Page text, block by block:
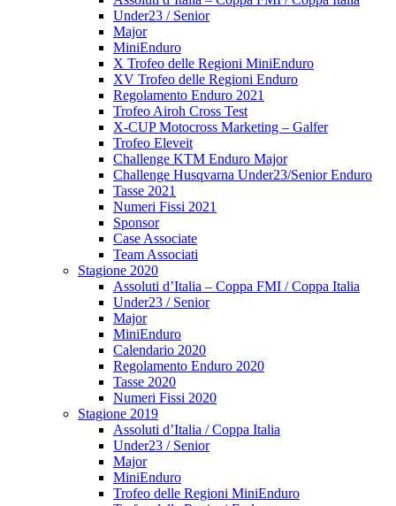
Under23 / Senior
Major
MiniEnduro
X Trofeo delle Regioni MiniEnduro
XV Trofeo delle Regioni Enduro
Regolamento Enduro 2021
Trofeo Airoh Cross Test
X-CUP Motocross Marketing – Galfer
Trofeo Eleveit
Challenge KTM Enduro Major
Challenge Husqvarna Under23/Senior Enduro
Tasse 2021
Numeri Fissi 2021
Sponsor
Case Associate
Team Associati
Stagione 2020
Assoluti d’Italia – Coppa FMI / Coppa Italia
Under23 / Senior
Major
MiniEnduro
Calendario 2020
Regolamento Enduro 2020
Tasse 2020
Numeri Fissi 2020
Stagione 2019
Assoluti d’Italia / Coppa Italia
Under23 / Senior
Major
MiniEnduro
Trofeo delle Regioni MiniEnduro